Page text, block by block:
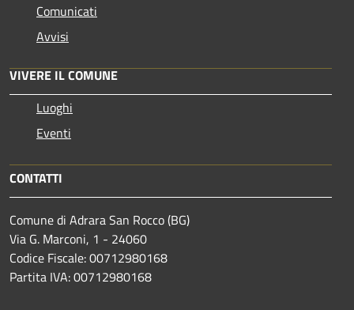
Comunicati
Avvisi
VIVERE IL COMUNE
Luoghi
Eventi
CONTATTI
Comune di Adrara San Rocco (BG)
Via G. Marconi, 1 - 24060
Codice Fiscale: 00712980168
Partita IVA: 00712980168